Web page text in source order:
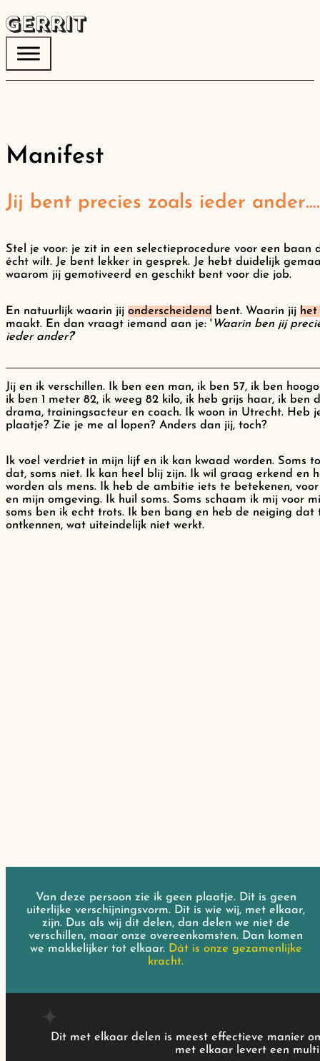
Manifest
Jij bent precies zoals ieder
Stel je voor: je zit in een selectieprocedure voor een baan
écht wilt. Je bent lekker in gesprek. Je hebt duidelijk
waarom jij gemotiveerd en geschikt bent voor die job.
En natuurlijk waarin jij onderscheidend bent. Waarin jij
maakt. En dan vraagt iemand aan je: 'Waarin ben jij
ieder ander?'
Jij en ik verschillen. Ik ben een man, ik ben 57, ik ben
ik ben 1 meter 82, ik weeg 82 kilo, ik heb grijs haar, ik ben
drama, trainingsacteur en coach. Ik woon in Utrecht. Heb
plaatje? Zie je me al lopen? Anders dan jij, toch?
Ik voel verdriet in mijn lijf en ik kan kwaad worden. Soms
dat, soms niet. Ik kan heel blij zijn. Ik wil graag erkend en
worden als mens. Ik heb de ambitie iets te betekenen,
en mijn omgeving. Ik huil soms. Soms schaam ik mij voor
soms ben ik echt trots. Ik ben bang en heb de neiging dat
ontkennen, wat uiteindelijk niet werkt.
Van deze persoon zie ik geen plaatje. Dit is geen
uiterlijke verschijningsvorm. Dit is wie wij, met elkaar,
zijn. Dus als wij dit delen, dan delen we niet de
verschillen, maar onze overeenkomsten. Dan komen
we makkelijker tot elkaar. Dát is onze gezamenlijke
kracht.
Dit met elkaar delen is meest effectieve manier
met elkaar levert een